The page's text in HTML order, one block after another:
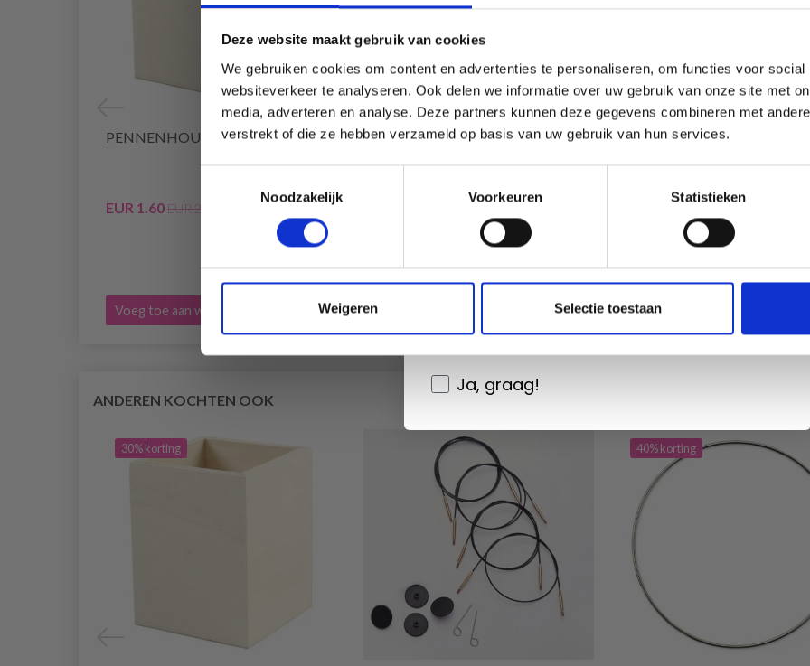
Deze website maakt gebruik van cookies
We gebruiken cookies om content en advertenties te personaliseren, om functies voor social
websiteverkeer te analyseren. Ook delen we informatie over uw gebruik van onze site met
media, adverteren en analyse. Deze partners kunnen deze gegevens combineren met
verstrekt of die ze hebben verzameld op basis van uw gebruik van hun services.
Noodzakelijk
Voorkeuren Statistieken
Weigeren Selectie toestaan
PENNENHOUDER 9,5X7,5 CM
EUR 1.60EUR 2.30
Voeg toe aan winkelwagen
HOBBYARTS METALEN RING,
Aanbieding verloopt 31/08/2026
Bekijk alle opties
HOBBYARTS METALEN
EUR 0.95
Aanbieding verloopt 31/08/2026
Bekijk alle opties
ANDEREN KOCHTEN OOK
30% korting 40% korting
offres limitées en vous inscrivant à notre
newsletter gratuite !
Oui, inscrivez-moi !
Wil je liever nieuws ontvangen over onze
Ja, graag!